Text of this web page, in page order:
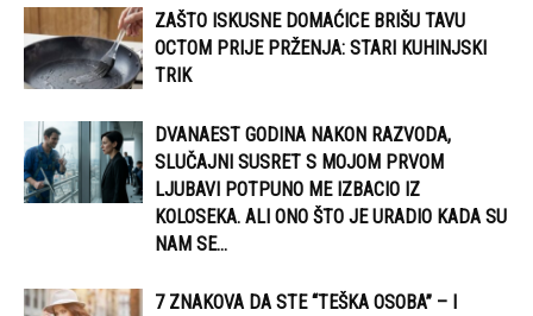
ZAŠTO ISKUSNE DOMAĆICE BRIŠU TAVU
OCTOM PRIJE PRŽENJA: STARI KUHINJSKI
TRIK
DVANAEST GODINA NAKON RAZVODA,
SLUČAJNI SUSRET S MOJOM PRVOM
LJUBAVI POTPUNO ME IZBACIO IZ
KOLOSEKA. ALI ONO ŠTO JE URADIO KADA SU
NAM SE...
7 ZNAKOVA DA STE “TEŠKA OSOBA” – I